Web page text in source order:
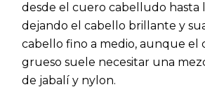
desde el cuero cabelludo hasta
dejando el cabello brillante y
cabello fino a medio, aunque el
grueso suele necesitar una
de jabalí y nylon.